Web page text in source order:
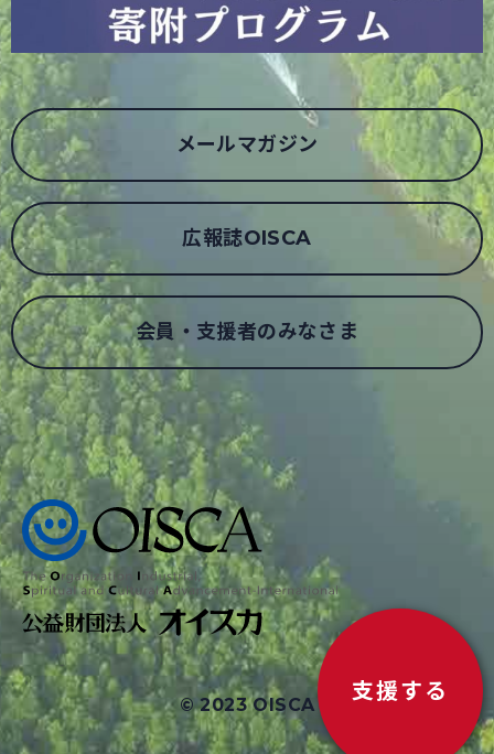
支援する
メールマガジン
広報誌OISCA
会員・支援者のみなさま
© 2023 OISCA